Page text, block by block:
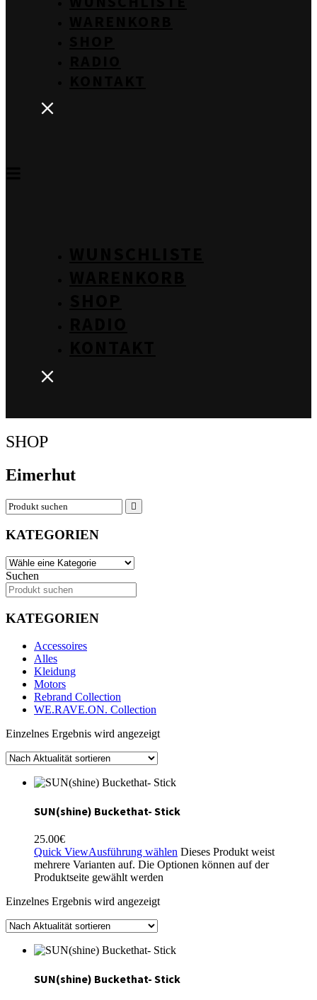
SHOP
Eimerhut
KATEGORIEN
Suchen
KATEGORIEN
Accessoires
Alles
Kleidung
Motors
Rebrand Collection
WE.RAVE.ON. Collection
Einzelnes Ergebnis wird angezeigt
SUN(shine) Buckethat- Stick
25.00€
Quick ViewAusführung wählen Dieses Produkt weist
mehrere Varianten auf. Die Optionen können auf der
Produktseite gewählt werden
Einzelnes Ergebnis wird angezeigt
SUN(shine) Buckethat- Stick